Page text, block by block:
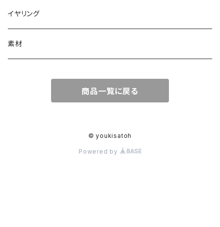
イヤリング
素材
商品一覧に戻る
© youkisatoh
Powered by